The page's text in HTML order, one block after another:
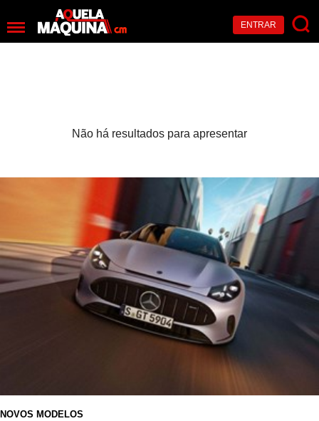
ENTRAR
Não há resultados para apresentar
NOVOS MODELOS